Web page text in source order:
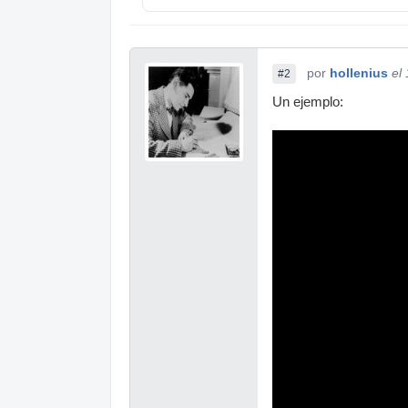
#2 por hollenius el
Un ejemplo: